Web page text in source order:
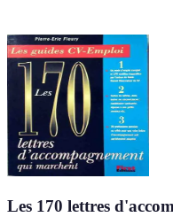
Les 170 lettres